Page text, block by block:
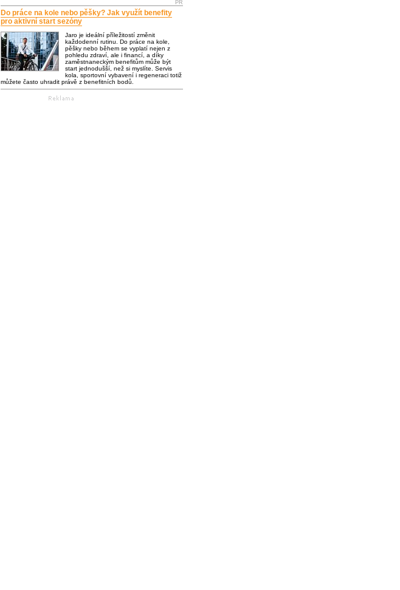
PR
Do práce na kole nebo pěšky? Jak využít benefity
pro aktivní start sezóny
Jaro je ideální příležitostí změnit
každodenní rutinu. Do práce na kole,
pěšky nebo během se vyplatí nejen z
pohledu zdraví, ale i financí, a díky
zaměstnaneckým benefitům může být
start jednodušší, než si myslíte. Servis
kola, sportovní vybavení i regeneraci totiž
můžete často uhradit právě z benefitních bodů.